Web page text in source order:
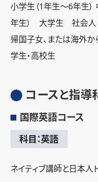
小学生（1年生〜6年生）
年生） 大学生 社会人
帰国子女、または海外
学生・高校生
コースと指導
国際英語コース
科目：英語
ネイティブ講師と日本人